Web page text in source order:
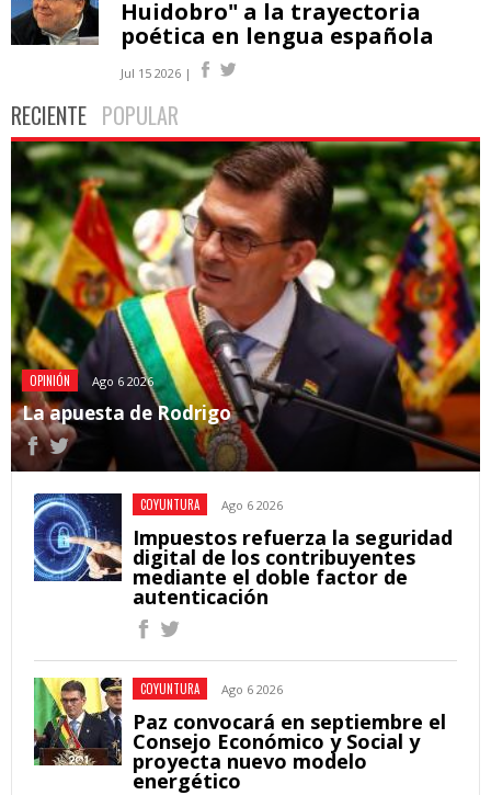
Huidobro" a la trayectoria
poética en lengua española
Jul 15 2026 |
RECIENTE POPULAR
OPINIÓN Ago 6 2026
La apuesta de Rodrigo
COYUNTURA Ago 6 2026
Impuestos refuerza la seguridad
digital de los contribuyentes
mediante el doble factor de
autenticación
COYUNTURA Ago 6 2026
Paz convocará en septiembre el
Consejo Económico y Social y
proyecta nuevo modelo
energético